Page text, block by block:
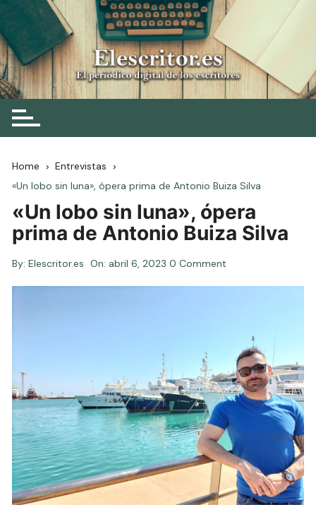
Skip
to
content
Elescritor.es
El periódico digital de los escritores
Home
Entrevistas
«Un lobo sin luna», ópera prima de Antonio Buiza Silva
«Un lobo sin luna», ópera
prima de Antonio Buiza Silva
By: Elescritor.es On: abril 6, 2023 0 Comment